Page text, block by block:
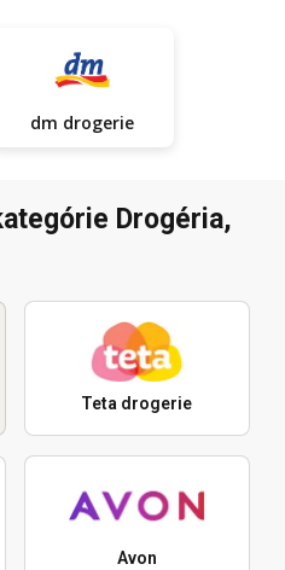
dm drogerie
Drogéria,
Teta drogerie
Avon